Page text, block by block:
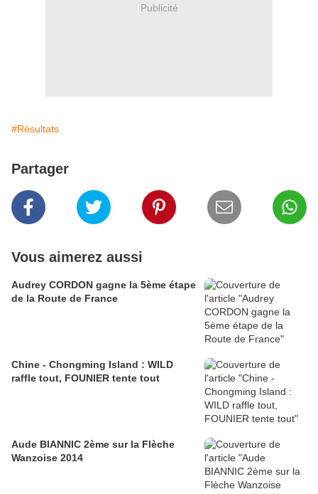
Publicité
#Résultats
Partager
Vous aimerez aussi
Audrey CORDON gagne la 5ème étape
de la Route de France
Chine - Chongming Island : WILD
raffle tout, FOUNIER tente tout
Aude BIANNIC 2ème sur la Flèche
Wanzoise 2014